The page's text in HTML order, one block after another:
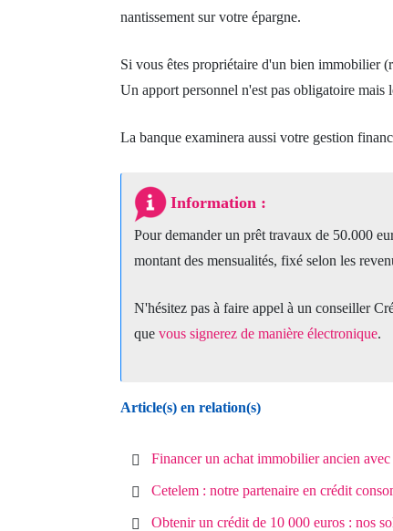
nantissement sur votre épargne.
Si vous êtes propriétaire d'un bien immobilier
Un apport personnel n'est pas obligatoire
La banque examinera aussi votre gestion
Information :
Pour demander un prêt travaux de 50.000
montant des mensualités, fixé selon les
N'hésitez pas à faire appel à un conseiller
que vous signerez de manière électronique.
Article(s) en relation(s)
Financer un achat immobilier ancien
Cetelem : notre partenaire en crédit
Obtenir un crédit de 10 000 euros : nos